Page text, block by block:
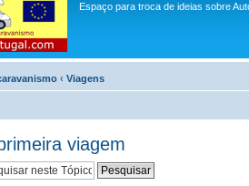
Espaço para troca de ideias sobre
‹ Viagens
viagem